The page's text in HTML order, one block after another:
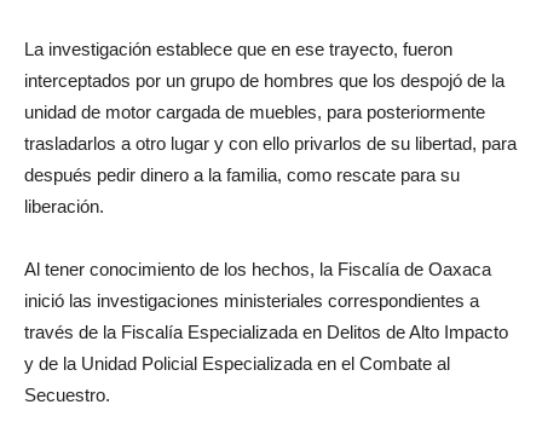
La investigación establece que en ese trayecto, fueron
interceptados por un grupo de hombres que los despojó de la
unidad de motor cargada de muebles, para posteriormente
trasladarlos a otro lugar y con ello privarlos de su libertad, para
después pedir dinero a la familia, como rescate para su
liberación.
Al tener conocimiento de los hechos, la Fiscalía de Oaxaca
inició las investigaciones ministeriales correspondientes a
través de la Fiscalía Especializada en Delitos de Alto Impacto
y de la Unidad Policial Especializada en el Combate al
Secuestro.